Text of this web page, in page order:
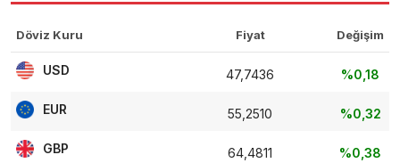
Döviz Kuru Fiyat Değişim
USD 47,7436 %0,18
EUR 55,2510 %0,32
GBP 64,4811 %0,38